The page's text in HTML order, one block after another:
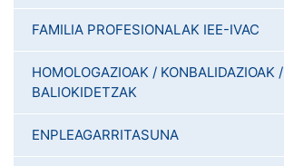
FAMILIA PROFESIONALAK IEE-IVAC
HOMOLOGAZIOAK / KONBALIDAZIOAK /
BALIOKIDETZAK
ENPLEAGARRITASUNA